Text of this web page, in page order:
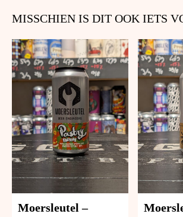
MISSCHIEN IS DIT OOK IETS
Moersleutel –